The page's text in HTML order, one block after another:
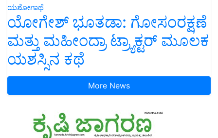
ಯಶೋಗಾಥೆ
ಯೋಗೇಶ್ ಭೂತಡಾ: ಗೋಸಂರಕ್ಷಣೆ
ಮತ್ತು ಮಹೀಂದ್ರಾ ಟ್ರ್ಯಾಕ್ಟರ್ ಮೂಲಕ
ಯಶಸ್ಸಿನ ಕಥೆ
More News